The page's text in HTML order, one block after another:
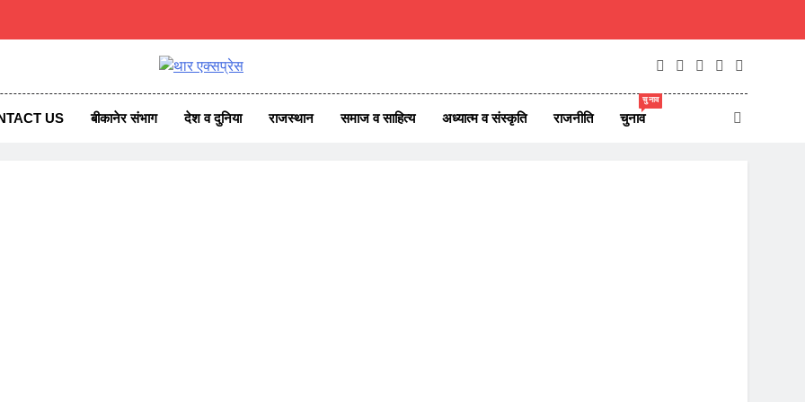
News
US बीकानेर संभाग देश व दुनिया राजस्थान समाज व साहित्य अध्यात्म व संस्कृति राजनीति चुनाव
चुनाव